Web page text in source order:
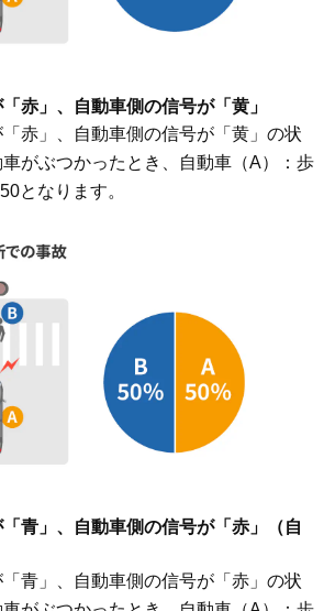
赤」、自動車側の信号が「黄」
赤」、自動車側の信号が「黄」の状
がぶつかったとき、自動車（A）：歩
となります。
青」、自動車側の信号が「赤」（自
青」、自動車側の信号が「赤」の状